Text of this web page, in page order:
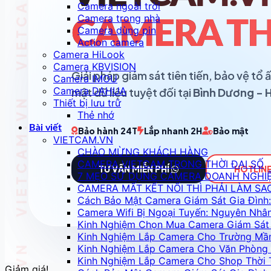
Camera ngoài trời
Camera trong nhà
Camera dùng pin
Action camera
Camera HiLook
Camera KBVISION
Camera IMOU
Camera DAHUA
Thiết bị lưu trữ
Thẻ nhớ
Bài viết
VIETCAM.VN
CHÀO MỪNG KHÁCH HÀNG
CAMERA VIETCAM TRONG THỜI ĐẠI SỐ
7 MẸO SỬ DỤNG CAMERA DOANH
CAMERA MẤT KẾT NỐI THÌ PHẢI LÀM
Cách Bảo Mật Camera Giám Sát Gia
Camera Wifi Bị Ngoại Tuyến: Nguyên
Kinh Nghiệm Chọn Mua Camera Giám
Kinh Nghiệm Lắp Camera Cho Trường
Kinh Nghiệm Lắp Camera Cho Văn
Kinh Nghiệm Lắp Camera Cho Shop Thời
CAMERA
Giải pháp giám sát tiên tiến, bảo vệ tổ
mật dữ liệu tuyệt đối tại Bình Dương -
Bảo hành 24T Lắp nhanh 2H Bảo mật
TƯ VẤN MIỄN PHÍ